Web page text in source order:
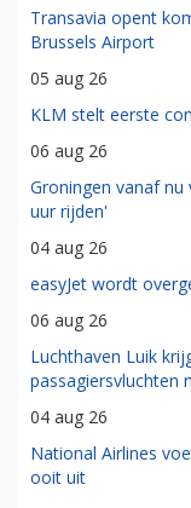
Transavia opent
Brussels Airport
05 aug 26
KLM stelt eerste
06 aug 26
Groningen vanaf nu
uur rijden'
04 aug 26
easyJet wordt
06 aug 26
Luchthaven Luik
passagiersvluchten
04 aug 26
National Airlines
ooit uit